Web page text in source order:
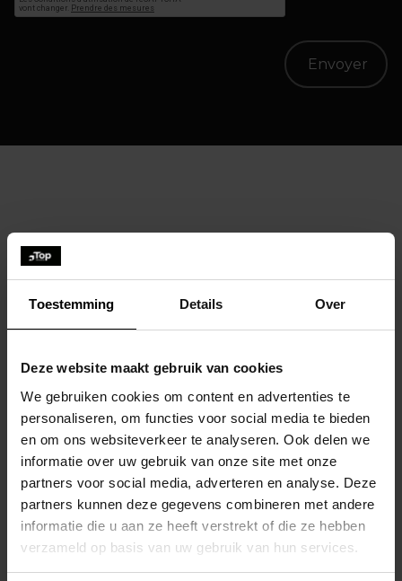
Toestemming Details Over
Deze website maakt gebruik van cookies
We gebruiken cookies om content en advertenties te
personaliseren, om functies voor social media te bieden
en om ons websiteverkeer te analyseren. Ook delen we
informatie over uw gebruik van onze site met onze
partners voor social media, adverteren en analyse. Deze
partners kunnen deze gegevens combineren met andere
informatie die u aan ze heeft verstrekt of die ze hebben
verzameld op basis van uw gebruik van hun services.
À moins que vous ne préfériez nous
contacter par e-mail au sujet des offres
d’emplois ?
jobs@topbrands.be